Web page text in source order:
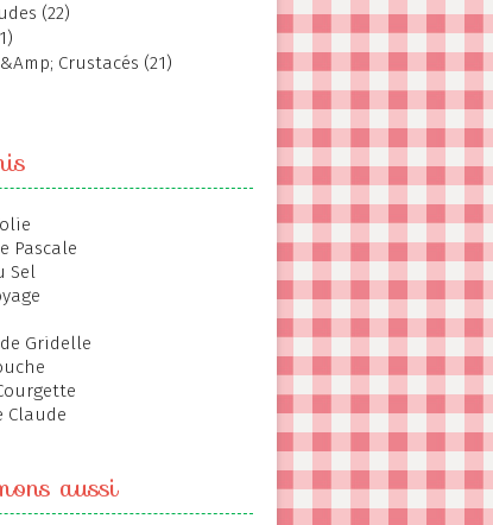
(22)
Crustacés (21)
Pascale
Sel
de Gridelle
Claude
aussi